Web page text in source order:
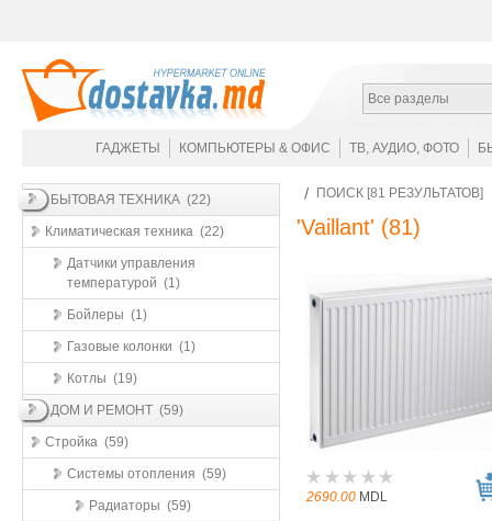
Все разделы
ГАДЖЕТЫ КОМПЬЮТЕРЫ & ОФИС ТВ, АУДИО, ФОТО
БЫТОВАЯ ТЕХНИКА (22)
Климатическая техника (22)
Датчики управления
температурой (1)
Бойлеры (1)
Газовые колонки (1)
Котлы (19)
ДОМ И РЕМОНТ (59)
Стройка (59)
Системы отопления (59)
Радиаторы (59)
ПОИСК [81 РЕЗУЛЬТАТОВ]
'Vaillant' (81)
2690.00 MDL